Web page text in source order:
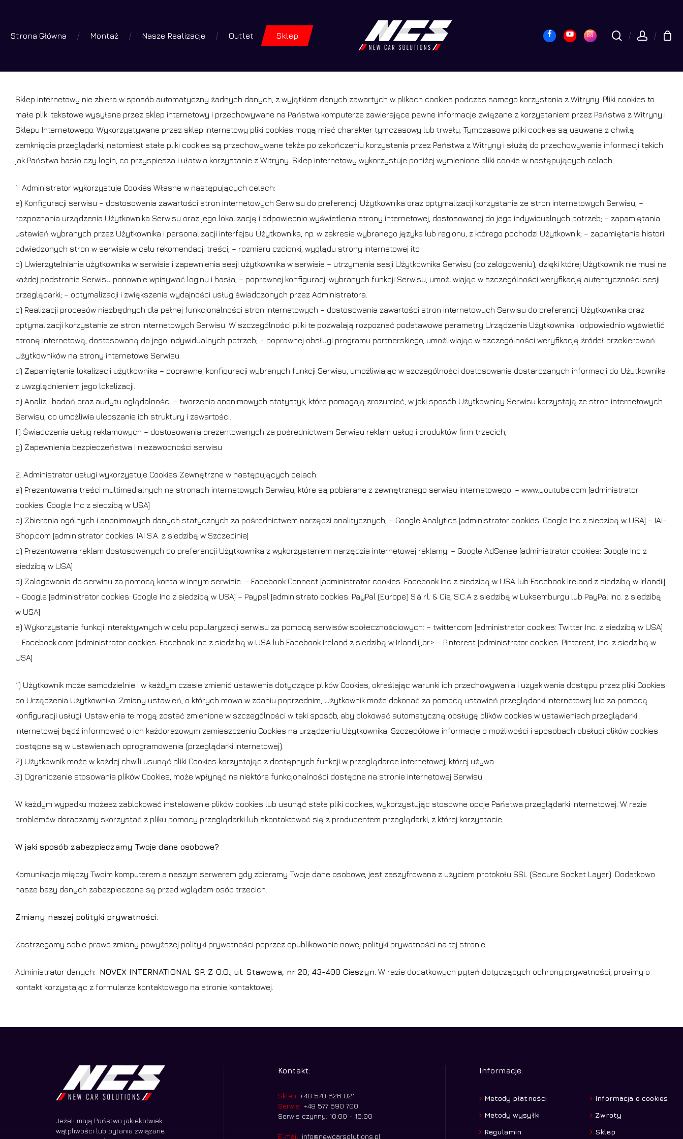
main
Wyszukiwarka
Strona Główna Montaż Nasze Realizacje Outlet Sklep search
FacebookYoutubeInstagram
Twój koszyk
Idź do sklepu
Sklep internetowy nie zbiera w sposób automatyczny żadnych danych, z wyjątkiem danych zawartych w plikach cookies podczas samego korzystania z Witryny. Pliki cookies to
małe pliki tekstowe wysyłane przez sklep internetowy i przechowywane na Państwa komputerze zawierające pewne informacje związane z korzystaniem przez Państwa z Witryny i
Sklepu Internetowego. Wykorzystywane przez sklep internetowy pliki cookies mogą mieć charakter tymczasowy lub trwały. Tymczasowe pliki cookies są usuwane z chwilą
zamknięcia przeglądarki, natomiast stałe pliki cookies są przechowywane także po zakończeniu korzystania przez Państwa z Witryny i służą do przechowywania informacji takich
jak Państwa hasło czy login, co przyspiesza i ułatwia korzystanie z Witryny. Sklep internetowy wykorzystuje poniżej wymienione pliki cookie w następujących celach:
1. Administrator wykorzystuje Cookies Własne w następujących celach:
a) Konfiguracji serwisu – dostosowania zawartości stron internetowych Serwisu do preferencji Użytkownika oraz optymalizacji korzystania ze stron internetowych Serwisu; –
rozpoznania urządzenia Użytkownika Serwisu oraz jego lokalizację i odpowiednio wyświetlenia strony internetowej, dostosowanej do jego indywidualnych potrzeb; – zapamiętania
ustawień wybranych przez Użytkownika i personalizacji interfejsu Użytkownika, np. w zakresie wybranego języka lub regionu, z którego pochodzi Użytkownik; – zapamiętania historii
odwiedzonych stron w serwisie w celu rekomendacji treści; – rozmiaru czcionki, wyglądu strony internetowej itp.
b) Uwierzytelniania użytkownika w serwisie i zapewnienia sesji użytkownika w serwisie – utrzymania sesji Użytkownika Serwisu (po zalogowaniu), dzięki której Użytkownik nie musi na
każdej podstronie Serwisu ponownie wpisywać loginu i hasła; – poprawnej konfiguracji wybranych funkcji Serwisu, umożliwiając w szczególności weryfikację autentyczności sesji
przeglądarki; – optymalizacji i zwiększenia wydajności usług świadczonych przez Administratora.
c) Realizacji procesów niezbędnych dla pełnej funkcjonalności stron internetowych – dostosowania zawartości stron internetowych Serwisu do preferencji Użytkownika oraz
optymalizacji korzystania ze stron internetowych Serwisu. W szczególności pliki te pozwalają rozpoznać podstawowe parametry Urządzenia Użytkownika i odpowiednio wyświetlić
stronę internetową, dostosowaną do jego indywidualnych potrzeb; – poprawnej obsługi programu partnerskiego, umożliwiając w szczególności weryfikację źródeł przekierowań
Użytkowników na strony internetowe Serwisu.
d) Zapamiętania lokalizacji użytkownika – poprawnej konfiguracji wybranych funkcji Serwisu, umożliwiając w szczególności dostosowanie dostarczanych informacji do Użytkownika
z uwzględnieniem jego lokalizacji.
e) Analiz i badań oraz audytu oglądalności – tworzenia anonimowych statystyk, które pomagają zrozumieć, w jaki sposób Użytkownicy Serwisu korzystają ze stron internetowych
Serwisu, co umożliwia ulepszanie ich struktury i zawartości.
f) Świadczenia usług reklamowych – dostosowania prezentowanych za pośrednictwem Serwisu reklam usług i produktów firm trzecich;
g) Zapewnienia bezpieczeństwa i niezawodności serwisu
2. Administrator usługi wykorzystuje Cookies Zewnętrzne w następujących celach:
a) Prezentowania treści multimedialnych na stronach internetowych Serwisu, które są pobierane z zewnętrznego serwisu internetowego: – www.youtube.com [administrator
cookies: Google Inc z siedzibą w USA]
b) Zbierania ogólnych i anonimowych danych statycznych za pośrednictwem narzędzi analitycznych; – Google Analytics [administrator cookies: Google Inc z siedzibą w USA] – IAI-
Shop.com [administrator cookies: IAI S.A. z siedzibą w Szczecinie]
c) Prezentowania reklam dostosowanych do preferencji Użytkownika z wykorzystaniem narzędzia internetowej reklamy: – Google AdSense [administrator cookies: Google Inc z
siedzibą w USA]
d) Zalogowania do serwisu za pomocą konta w innym serwisie: – Facebook Connect [administrator cookies: Facebook Inc z siedzibą w USA lub Facebook Ireland z siedzibą w Irlandii]
– Google [administrator cookies: Google Inc z siedzibą w USA] – Paypal [administrato cookies: PayPal (Europe) S.à r.l. & Cie, S.C.A z siedzibą w Luksemburgu lub PayPal Inc. z siedzibą
w USA]
e) Wykorzystania funkcji interaktywnych w celu popularyzacji serwisu za pomocą serwisów społecznościowych: – twitter.com [administrator cookies: Twitter Inc. z siedzibą w USA]
– Facebook.com [administrator cookies: Facebook Inc z siedzibą w USA lub Facebook Ireland z siedzibą w Irlandii],br> – Pinterest [administrator cookies: Pinterest, Inc. z siedzibą w
USA]
1) Użytkownik może samodzielnie i w każdym czasie zmienić ustawienia dotyczące plików Cookies, określając warunki ich przechowywania i uzyskiwania dostępu przez pliki Cookies
do Urządzenia Użytkownika. Zmiany ustawień, o których mowa w zdaniu poprzednim, Użytkownik może dokonać za pomocą ustawień przeglądarki internetowej lub za pomocą
konfiguracji usługi. Ustawienia te mogą zostać zmienione w szczególności w taki sposób, aby blokować automatyczną obsługę plików cookies w ustawieniach przeglądarki
internetowej bądź informować o ich każdorazowym zamieszczeniu Cookies na urządzeniu Użytkownika. Szczegółowe informacje o możliwości i sposobach obsługi plików cookies
dostępne są w ustawieniach oprogramowania (przeglądarki internetowej).
2) Użytkownik może w każdej chwili usunąć pliki Cookies korzystając z dostępnych funkcji w przeglądarce internetowej, której używa.
3) Ograniczenie stosowania plików Cookies, może wpłynąć na niektóre funkcjonalności dostępne na stronie internetowej Serwisu.
W każdym wypadku możesz zablokować instalowanie plików cookies lub usunąć stałe pliki cookies, wykorzystując stosowne opcje Państwa przeglądarki internetowej. W razie
problemów doradzamy skorzystać z pliku pomocy przeglądarki lub skontaktować się z producentem przeglądarki, z której korzystacie.
W jaki sposób zabezpieczamy Twoje dane osobowe?
Komunikacja między Twoim komputerem a naszym serwerem gdy zbieramy Twoje dane osobowe, jest zaszyfrowana z użyciem protokołu SSL (Secure Socket Layer). Dodatkowo
nasze bazy danych zabezpieczone są przed wglądem osób trzecich.
Zmiany naszej polityki prywatności.
Zastrzegamy sobie prawo zmiany powyższej polityki prywatności poprzez opublikowanie nowej polityki prywatności na tej stronie.
Administrator danych: NOVEX INTERNATIONAL SP. Z O.O. ul. Stawowa, nr 20, 43-400 Cieszyn. W razie dodatkowych pytań dotyczących ochrony prywatności, prosimy o
kontakt korzystając z formularza kontaktowego na stronie kontaktowej.
Jeżeli mają Państwo jakiekolwiek
wątpliwości lub pytania związane
Kontakt:
Sklep: +48 570 626 021
Serwis: +48 577 590 700
Serwis czynny: 10:00 - 15:00
E-mail: info@newcarsolutions.pl
Informacje:
Metody płatności
Metody wysyłki
Regulamin
Informacja o cookies
Zwroty
Sklep